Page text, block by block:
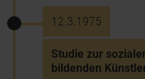
12.3.1975
Studie zur
bildenden